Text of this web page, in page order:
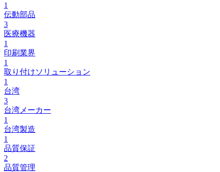
1
伝動部品
3
医療機器
1
印刷業界
1
取り付けソリューション
1
台湾
3
台湾メーカー
1
台湾製造
1
品質保証
2
品質管理